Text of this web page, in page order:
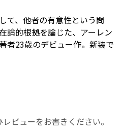
て、他者の有意性という問
論的根拠を論じた、アーレン
者23歳のデビュー作。新装で
ビューをお書きください。